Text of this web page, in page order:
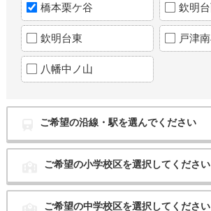
橋本栗ケ谷 欽明
欽明台東 戸津
八幡中ノ山
ご希望の沿線・駅を選んでください
ご希望の小学校区を選択してください
ご希望の中学校区を選択してください